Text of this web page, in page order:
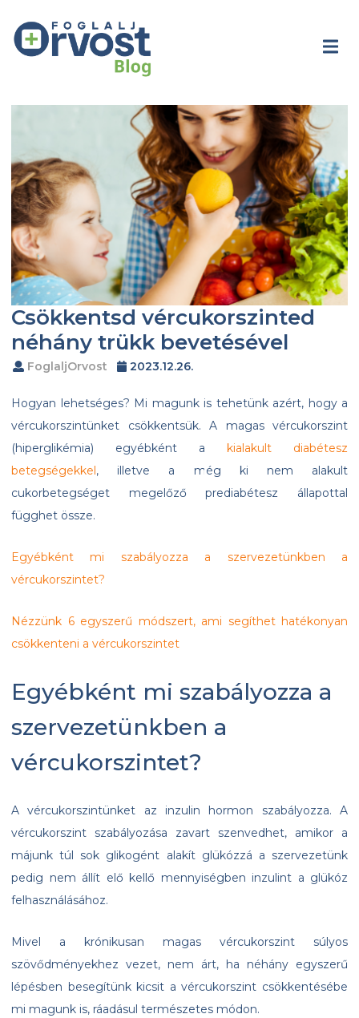
Csökkentsd vércukorszinted
néhány trükk bevetésével
FoglaljOrvost 2023.12.26.
Hogyan lehetséges? Mi magunk is tehetünk azért, hogy a
vércukorszintünket csökkentsük. A magas vércukorszint
(hiperglikémia) egyébként a
kialakult diabétesz
betegségekkel , illetve a még ki nem alakult
cukorbetegséget megelőző prediabétesz állapottal
függhet össze.
Egyébként mi szabályozza a szervezetünkben a
vércukorszintet?
Nézzünk 6 egyszerű módszert, ami segíthet hatékonyan
csökkenteni a vércukorszintet
Egyébként mi szabályozza a
szervezetünkben a
vércukorszintet?
A vércukorszintünket az inzulin hormon szabályozza. A
vércukorszint szabályozása zavart szenvedhet, amikor a
májunk túl sok glikogént alakít glükózzá a szervezetünk
pedig nem állít elő kellő mennyiségben inzulint a glükóz
felhasználásához.
Mivel a krónikusan magas vércukorszint súlyos
szövődményekhez vezet, nem árt, ha néhány egyszerű
lépésben besegítünk kicsit a vércukorszint csökkentésébe
mi magunk is, ráadásul természetes módon.